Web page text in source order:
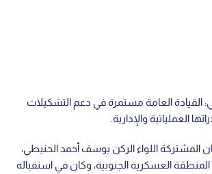
القيادة العامة مستمرة في دعم التشكيلات
العملياتية والإدارية.
المشتركة اللواء الركن يوسف أحمد الحنيطي،
المنطقة العسكرية الجنوبية، وكان في استقباله